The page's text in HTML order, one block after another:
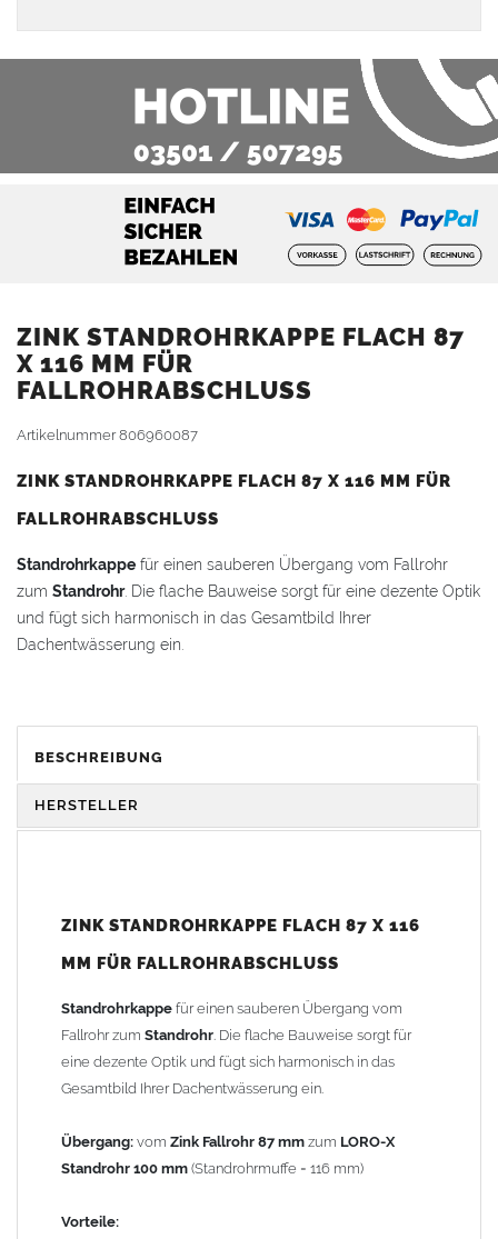
ZINK STANDROHRKAPPE FLACH 87
X 116 MM FÜR
FALLROHRABSCHLUSS
Artikelnummer806960087
ZINK STANDROHRKAPPE FLACH 87 X 116 MM FÜR
FALLROHRABSCHLUSS
Standrohrkappe für einen sauberen Übergang vom Fallrohr
zum Standrohr. Die flache Bauweise sorgt für eine dezente Optik
und fügt sich harmonisch in das Gesamtbild Ihrer
Dachentwässerung ein.
100 mm(Standrohrmuffe = 116 mm)
Vorteile:
Langlebig & Korrosionsbeständig:
das für seine Langlebigkeit und Korrosionsbeständigkeit
Ästhetische Aufwertung:Die schlichte, flache Form und
eine elegante und harmonische Optik.
Technische Daten:
Material: Zink (Titanzink)
Innendurchmesser oben: 87 mm
Durchmesser unten: 116 mm
Gewicht: 0,06 kg
BESCHREIBUNG
HERSTELLER
ZINK STANDROHRKAPPE FLACH 87 X 116
MM FÜR FALLROHRABSCHLUSS
Standrohrkappe für einen sauberen Übergang vom
Fallrohr zum Standrohr. Die flache Bauweise sorgt für
eine dezente Optik und fügt sich harmonisch in das
Gesamtbild Ihrer Dachentwässerung ein.
Übergang: vom Zink Fallrohr 87 mm zum LORO-X
Standrohr 100 mm (Standrohrmuffe = 116 mm)
Vorteile: